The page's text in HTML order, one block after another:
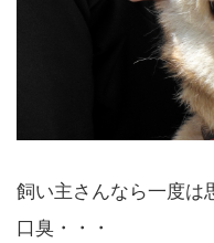
飼い主さんなら一度は
口臭・・・